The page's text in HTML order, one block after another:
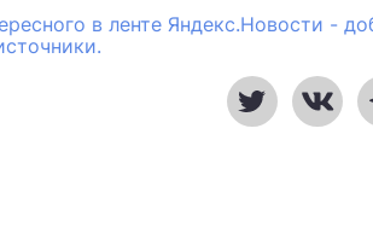
в ленте Яндекс.Новости -